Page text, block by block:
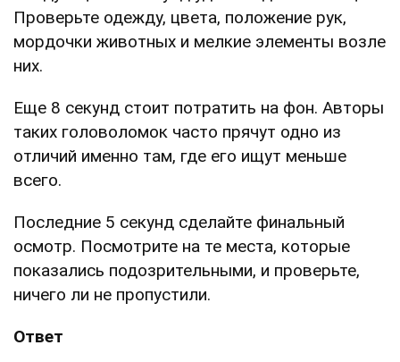
Проверьте одежду, цвета, положение рук,
мордочки животных и мелкие элементы возле
них.
Еще 8 секунд стоит потратить на фон. Авторы
таких головоломок часто прячут одно из
отличий именно там, где его ищут меньше
всего.
Последние 5 секунд сделайте финальный
осмотр. Посмотрите на те места, которые
показались подозрительными, и проверьте,
ничего ли не пропустили.
Ответ